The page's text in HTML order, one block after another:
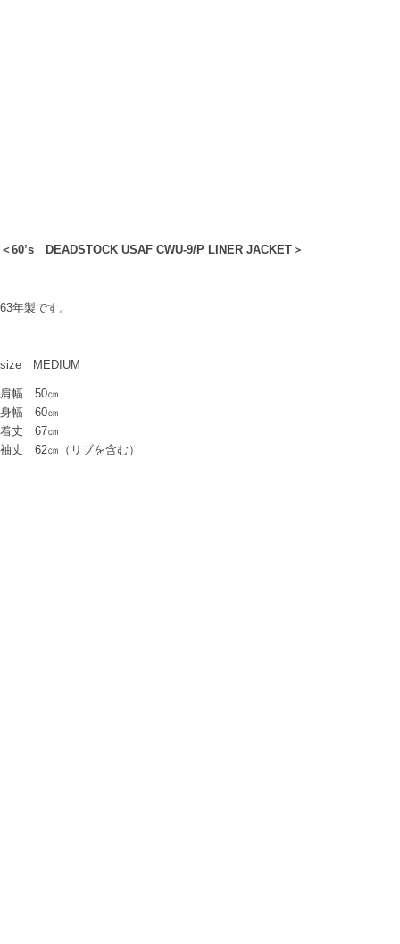
＜60’s DEADSTOCK USAF CWU-9/P LINER JACKET＞
63年製です。
size MEDIUM
肩幅 50㎝
身幅 60㎝
着丈 67㎝
袖丈 62㎝（リブを含む）